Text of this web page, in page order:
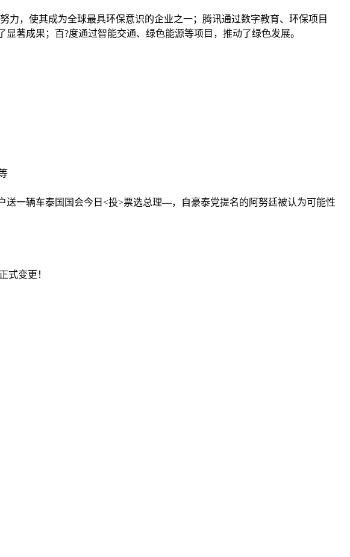
力，使其成为全球最具环保意识的企业之一；腾讯通过数字教育、环保项目
著成果；百?度通过智能交通、绿色能源等项目，推动了绿色发展。
送一辆车泰国国会今日<投>票选总理—，自豪泰党提名的阿努廷被认为可能性
式变更！